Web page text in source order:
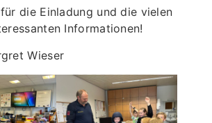
die Einladung und die vielen
Informationen!
Wieser